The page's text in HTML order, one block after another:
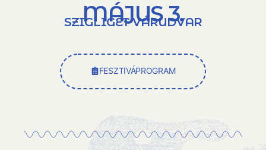
MÁJUS 3.
SZIGLIGET VÁRUDVAR
FESZTIVÁPROGRAM